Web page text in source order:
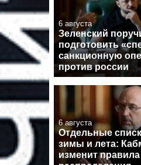
6 августа
Зеленский
подготовить
санкционную
против россии
6 августа
Отдельные
зимы и лета:
изменит правила